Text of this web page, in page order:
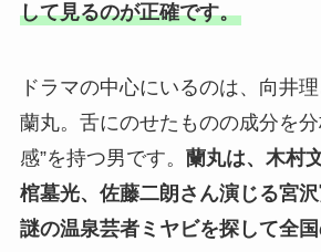
して見るのが正確です。
ドラマの中心にいるのは、向井
蘭丸。舌にのせたものの成分を
感”を持つ男です。 蘭丸は、木村
棺墓光、佐藤二朗さん演じる宮沢
謎の温泉芸者ミヤビを探して全